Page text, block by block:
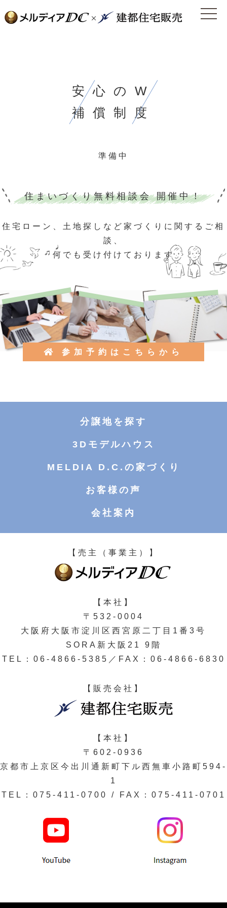
安心のW
補償制度
準備中
住まいづくり無料相談会 開催中！
住宅ローン、⼟地探しなど家づくりに関するご相
談、
何でも受け付けております
参加予約はこちらから
分譲地を探す
3Dモデルハウス
MELDIA D.C.の家づくり
お客様の声
会社案内
【売主（事業主）】
【本社】
〒532-0004
大阪府大阪市淀川区西宮原二丁目1番3号
SORA新大阪21 9階
TEL：06-4866-5385／FAX：06-4866-6830
【販売会社】
【本社】
〒602-0936
京都市上京区今出川通新町下ル西無車小路町594-
1
TEL：075-411-0700 / FAX：075-411-0701